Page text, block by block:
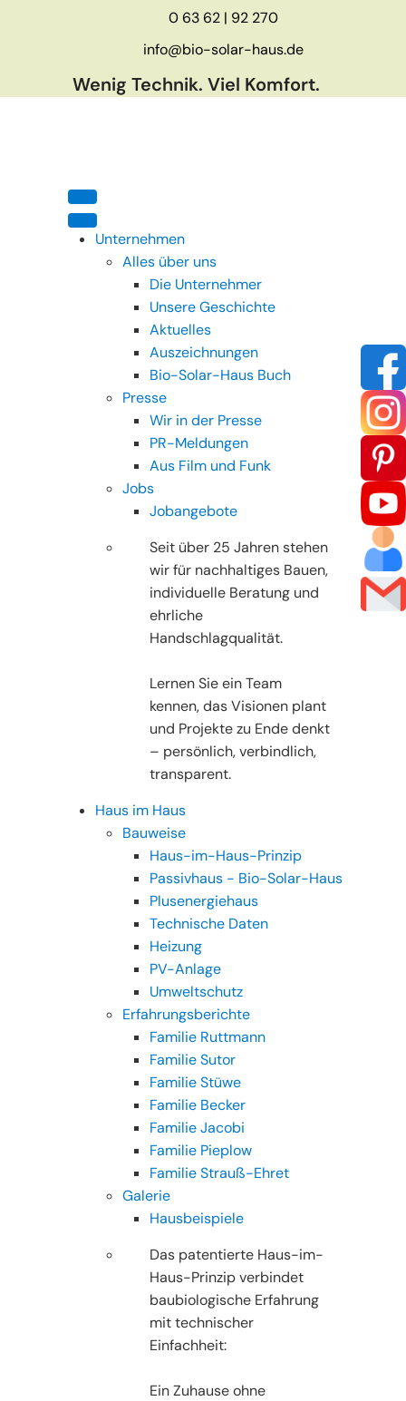
0 63 62 | 92 270
info@bio-solar-haus.de
Wenig Technik. Viel Komfort.
Unternehmen
Alles über uns
Die Unternehmer
Unsere Geschichte
Aktuelles
Auszeichnungen
Bio-Solar-Haus Buch
Presse
Wir in der Presse
PR-Meldungen
Aus Film und Funk
Jobs
Jobangebote
Seit über 25 Jahren stehen
wir für nachhaltiges Bauen,
individuelle Beratung und
ehrliche
Handschlagqualität.
Lernen Sie ein Team
kennen, das Visionen plant
und Projekte zu Ende denkt
– persönlich, verbindlich,
transparent.
Haus im Haus
Bauweise
Haus-im-Haus-Prinzip
Passivhaus - Bio-Solar-Haus
Plusenergiehaus
Technische Daten
Heizung
PV-Anlage
Umweltschutz
Erfahrungsberichte
Familie Ruttmann
Familie Sutor
Familie Stüwe
Familie Becker
Familie Jacobi
Familie Pieplow
Familie Strauß-Ehret
Galerie
Hausbeispiele
Das patentierte Haus-im-
Haus-Prinzip verbindet
baubiologische Erfahrung
mit technischer
Einfachheit:
Ein Zuhause ohne